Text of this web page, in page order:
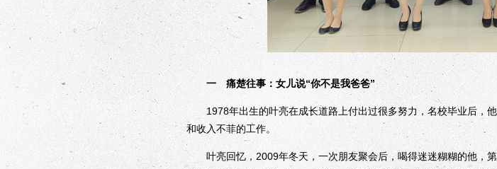
一 痛楚往事：女儿说“你不是我爸爸”
1978年出生的叶亮在成长道路上付出过很多努力，名校毕业后，
和收入不菲的工作。
叶亮回忆，2009年冬天，一次朋友聚会后，喝得迷迷糊糊的他，第